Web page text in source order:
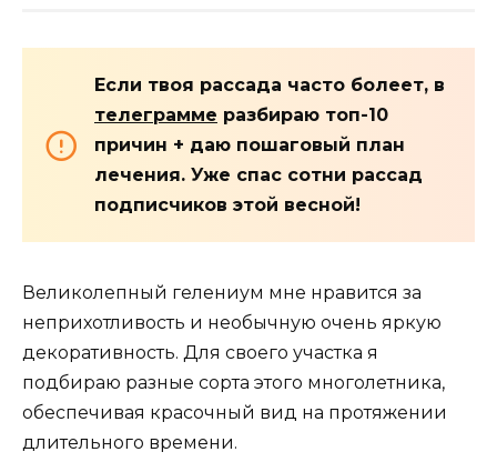
Если твоя рассада часто болеет, в
телеграмме разбираю топ-10
причин + даю пошаговый план
лечения. Уже спас сотни рассад
подписчиков этой весной!
Великолепный гелениум мне нравится за
неприхотливость и необычную очень яркую
декоративность. Для своего участка я
подбираю разные сорта этого многолетника,
обеспечивая красочный вид на протяжении
длительного времени.